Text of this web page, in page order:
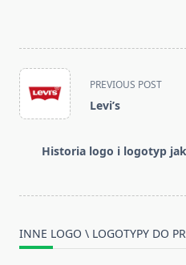
<span
class="nav-
subtitle
reader-
PREVIOUS POST
Levi’s
Historia logo i logotyp
INNE LOGO \ LOGOTYPY DO